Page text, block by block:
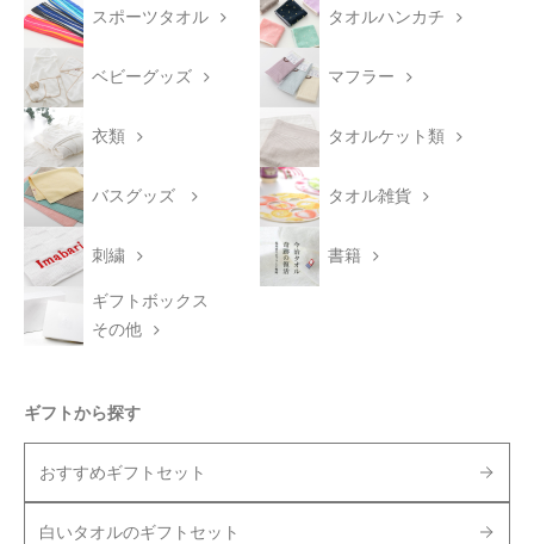
スポーツタオル タオルハンカチ
ベビーグッズ マフラー
衣類 タオルケット類
バスグッズ タオル雑貨
刺繍 書籍
ギフトボックス
その他
ギフトから探す
おすすめギフトセット
白いタオルのギフトセット